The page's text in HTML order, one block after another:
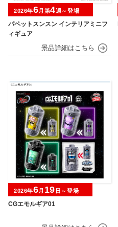
パペットスンスン インテリアミニフ
ィギュア
2026年6月第4週～登場
CGエモルギア01
2026年6月 19 日～登場